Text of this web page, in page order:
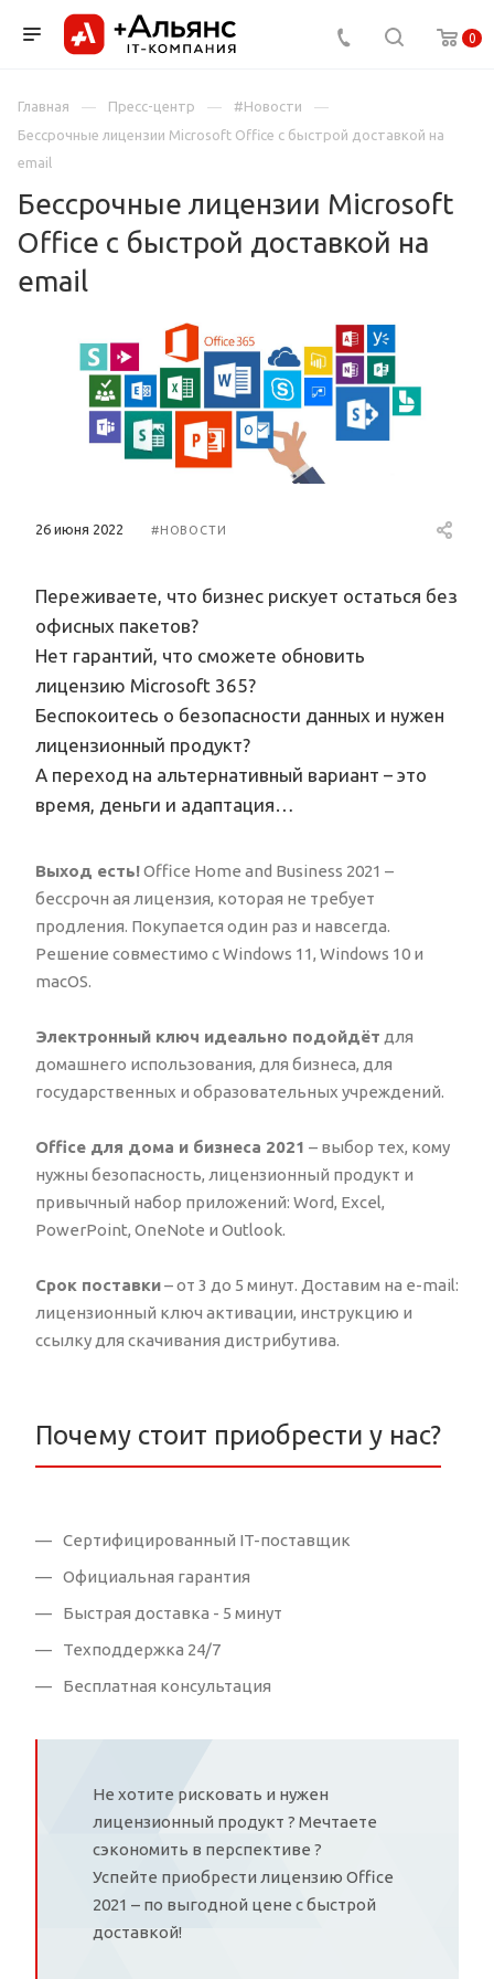
0
Главная Пресс-центр
#Новости
Бессрочные лицензии Microsoft Office с быстрой доставкой на
email
Бессрочные лицензии Microsoft
Office с быстрой доставкой на
email
26 июня 2022 #НОВОСТИ
Переживаете, что бизнес рискует остаться без
офисных пакетов?
Нет гарантий, что сможете обновить
лицензию Microsoft 365?
Беспокоитесь о безопасности данных и нужен
лицензионный продукт?
А переход на альтернативный вариант – это
время, деньги и адаптация…
Выход есть!Office Home and Business 2021 –
бессрочн ая лицензия, которая не требует
продления. Покупается один раз и навсегда.
Решение совместимо с Windows 11, Windows 10 и
macOS.
Электронный ключ идеально подойдёт для
домашнего использования, для бизнеса, для
государственных и образовательных учреждений.
Office для дома и бизнеса 2021 – выбор тех, кому
нужны безопасность, лицензионный продукт и
привычный набор приложений: Word, Excel,
PowerPoint, OneNote и Outlook.
Срок поставки– от 3 до 5 минут. Доставим на e-mail:
лицензионный ключ активации, инструкцию и
ссылку для скачивания дистрибутива.
Почему стоит приобрести у нас?
Сертифицированный IT-поставщик
Официальная гарантия
Быстрая доставка - 5 минут
Техподдержка 24/7
Бесплатная консультация
Не хотите рисковать и нужен
лицензионный продукт ? Мечтаете
сэкономить в перспективе ?
Успейте приобрести лицензию Office
2021 – по выгодной цене с быстрой
доставкой!